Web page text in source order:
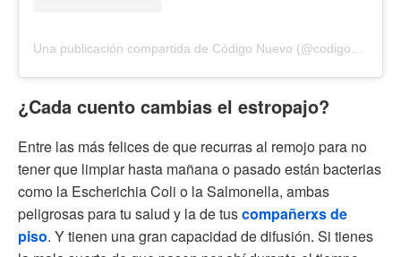
¿Cada cuento cambias el estropajo?
Entre las más felices de que recurras al remojo para no
tener que limpiar hasta mañana o pasado están bacterias
como la Escherichia Coli o la Salmonella, ambas
peligrosas para tu salud y la de tuscompañerxs de
piso. Y tienen una gran capacidad de difusión. Si tienes